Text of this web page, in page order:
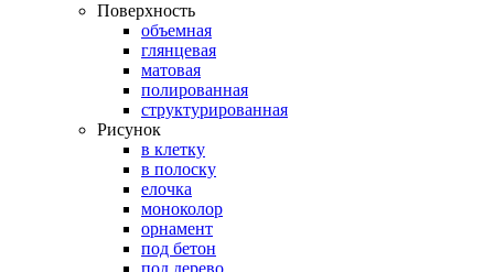
Поверхность
объемная
глянцевая
матовая
полированная
структурированная
Рисунок
в клетку
в полоску
елочка
моноколор
орнамент
под бетон
под дерево